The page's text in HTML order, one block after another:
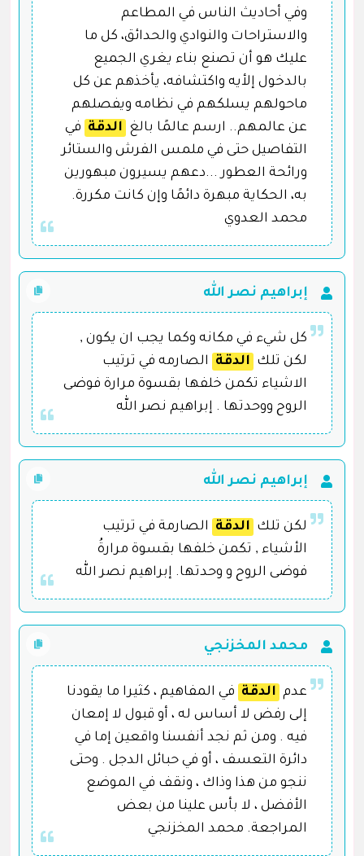
وفي أحاديث الناس في المطاعم
والاستراحات والنوادي والحدائق، كل ما
عليك هو أن تصنع بناء يغري الجميع
بالدخول إلأيه واكتشافه، يأخذهم عن كل
ماحولهم يسلكهم في نظامه ويفصلهم
عن عالمهم.. ارسم عالمًا بالغ
الدقة في
التفاصيل حتى في ملمس الفرش والستائر
ورائحة العطور ...دعهم يسيرون مبهورين
به، الحكاية مبهرة دائمًا وإن كانت مكررة.
محمد العدوي
إبراهيم نصر الله
كل شيء في مكانه وكما يجب ان يكون ,
لكن تلك الدقة
الصارمه في ترتيب
الاشياء تكمن خلفها بقسوة مرارة فوضى
الروح ووحدتها . إبراهيم نصر الله
إبراهيم نصر الله
لكن تلك الدقة
الصارمة في ترتيب
الأشياء , تكمن خلفها بقسوة مرارةُ
فوضى الروح و وحدتها. إبراهيم نصر الله
محمد المخزنجي
عدم الدقة في المفاهيم ، كثيرا ما يقودنا
إلى رفض لا أساس له ، أو قبول لا إمعان
فيه . ومن ثم نجد أنفسنا واقعين إما في
دائرة التعسف ، أو في حبائل الدجل . وحتى
ننجو من هذا وذاك ، ونقف في الموضع
الأفضل ، لا بأس علينا من بعض
المراجعة. محمد المخزنجي